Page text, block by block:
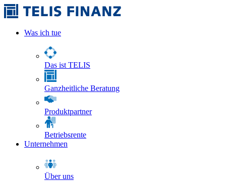
Was ich tue
Das ist TELIS
Ganzheitliche Beratung
Produktpartner
Betriebsrente
Unternehmen
Über uns